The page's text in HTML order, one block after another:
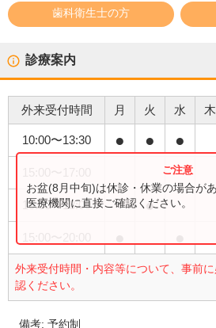
歯科衛生士の方
診療案内
外来受付時間 月 火 水 木
10:00〜13:30 ● ● ●
15:00〜18:00 ●
外来受付時間・内容等について、事前
認ください。
お盆(8月中旬)は休診・休業の場合が
医療機関に直接ご確認ください。
備考:予約制